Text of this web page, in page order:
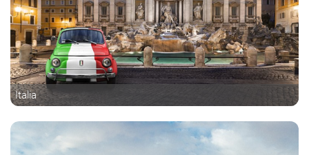
Italia